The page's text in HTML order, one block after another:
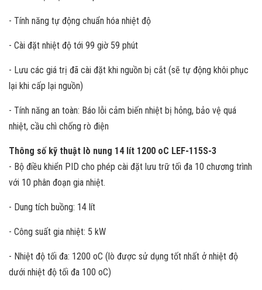
- Tính năng tự động chuẩn hóa nhiệt độ
- Cài đặt nhiệt độ tới 99 giờ 59 phút
- Lưu các giá trị đã cài đặt khi nguồn bị cắt (sẽ tự động khôi phục
lại khi cấp lại nguồn)
- Tính năng an toàn: Báo lỗi cảm biến nhiệt bị hỏng, bảo vệ quá
nhiệt, cầu chì chống rò điện
Thông số kỹ thuật lò nung 14 lít 1200 oC LEF-115S-3
- Bộ điều khiển PID cho phép cài đặt lưu trữ tối đa 10 chương trình
với 10 phân đoạn gia nhiệt.
- Dung tích buồng: 14 lít
- Công suất gia nhiệt: 5 kW
- Nhiệt độ tối đa: 1200 oC (lò được sử dụng tốt nhất ở nhiệt độ
dưới nhiệt độ tối đa 100 oC)